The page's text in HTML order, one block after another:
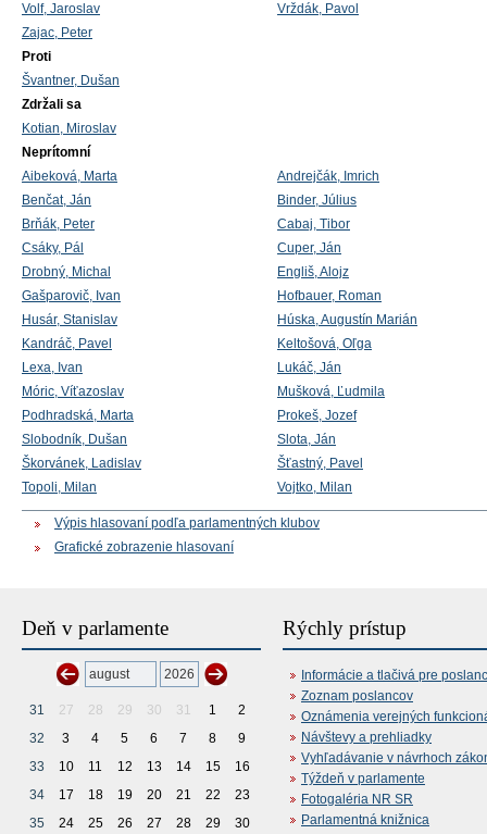
Volf, Jaroslav
Vrždák, Pavol
Zajac, Peter
Proti
Švantner, Dušan
Zdržali sa
Kotian, Miroslav
Neprítomní
Aibeková, Marta
Andrejčák, Imrich
Benčat, Ján
Binder, Július
Brňák, Peter
Cabaj, Tibor
Csáky, Pál
Cuper, Ján
Drobný, Michal
Engliš, Alojz
Gašparovič, Ivan
Hofbauer, Roman
Husár, Stanislav
Húska, Augustín Marián
Kandráč, Pavel
Keltošová, Oľga
Lexa, Ivan
Lukáč, Ján
Móric, Víťazoslav
Mušková, Ľudmila
Podhradská, Marta
Prokeš, Jozef
Slobodník, Dušan
Slota, Ján
Škorvánek, Ladislav
Šťastný, Pavel
Topoli, Milan
Vojtko, Milan
Výpis hlasovaní podľa parlamentných klubov
Grafické zobrazenie hlasovaní
Deň v parlamente
31 27 28 29 30 31 1
2
32
3 4 5 6 7 8
9
33
10 11 12 13 14 15
16
34
17 18 19 20 21 22
23
35
24 25 26 27 28 29 30
Rýchly prístup
Informácie a tlačivá pre
Zoznam poslancov
Oznámenia verejných
Návštevy a prehliadky
Vyhľadávanie v návrhoch
Týždeň v parlamente
Fotogaléria NR SR
Parlamentná knižnica